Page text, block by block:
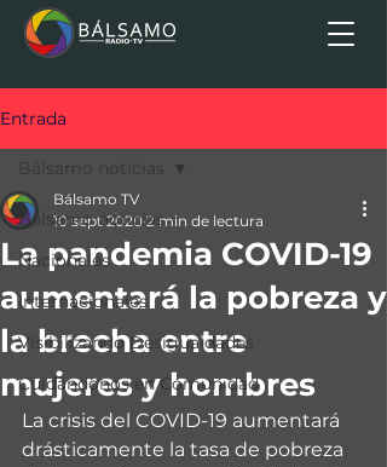
Entrada
Bálsamo noticias
Nacionales
Internacionales
Visibilizando Desigualdades
Cuidándonos en Comunidad
Bálsamo noticias
La pandemia COVID-19
aumentará la pobreza y
la brecha entre
mujeres y hombres
Bálsamo TV
10 sept 2020 2 min de lectura
La crisis del COVID-19 aumentará
drásticamente la tasa de pobreza